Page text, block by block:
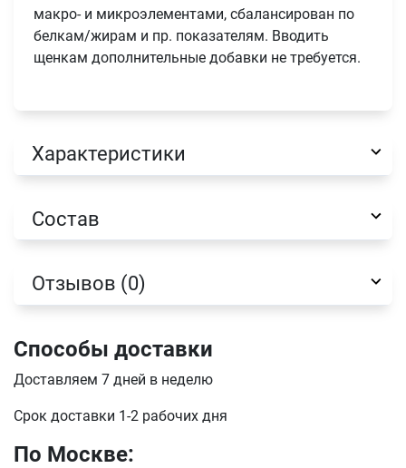
макро- и микроэлементами, сбалансирован по
белкам/жирам и пр. показателям. Вводить
щенкам дополнительные добавки не требуется.
Характеристики
Состав
Отзывов (0)
Способы доставки
Доставляем 7 дней в неделю
Срок доставки 1-2 рабочих дня
По Москве:
E-mail